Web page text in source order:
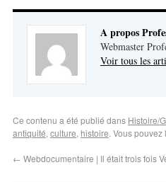
A propos
Webmaster
Voir tous les
Ce contenu a été publié dans Histoire/
antiquité, culture, histoire. Vous
← Webdocumentaire | Il était trois fois